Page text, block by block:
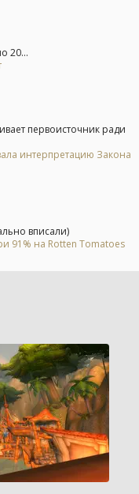
20...
первоисточник ради
интерпретацию Закона
вписали)
91% на Rotten Tomatoes